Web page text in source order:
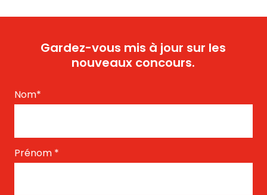
Gardez-vous mis à jour sur les
nouveaux concours.
Nom*
Prénom *